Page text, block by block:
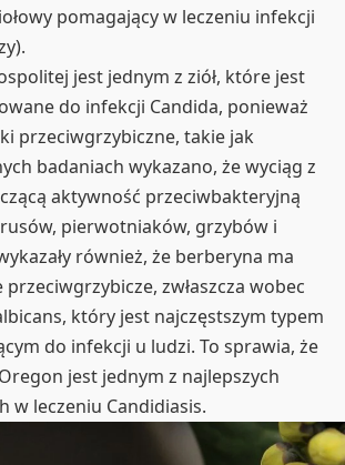
pomagający w leczeniu infekcji
jest jednym z ziół, które jest
do infekcji Candida, ponieważ
przeciwgrzybiczne, takie jak
badaniach wykazano, że wyciąg z
aktywność przeciwbakteryjną
pierwotniaków, grzybów i
również, że berberyna ma
przeciwgrzybicze, zwłaszcza wobec
który jest najczęstszym typem
do infekcji u ludzi. To sprawia, że
jest jednym z najlepszych
w leczeniu Candidiasis.